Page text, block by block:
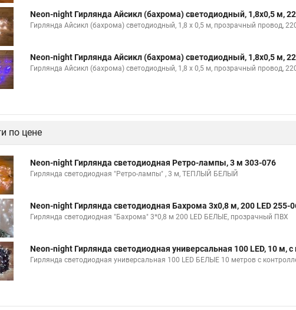
Neon-night Гирлянда Айсикл (бахрома) светодиодный, 1,8х0,5 м,
Гирлянда Айсикл (бахрома) светодиодный, 1,8 х 0,5 м, прозрачный провод,
Neon-night Гирлянда Айсикл (бахрома) светодиодный, 1,8х0,5 м,
Гирлянда Айсикл (бахрома) светодиодный, 1,8 х 0,5 м, прозрачный провод,
по цене
Neon-night Гирлянда светодиодная Ретро-лампы, 3 м 303-076
Гирлянда светодиодная "Ретро-лампы" , 3 м, ТЕПЛЫЙ БЕЛЫЙ
Neon-night Гирлянда светодиодная Бахрома 3х0,8 м, 200 LED 255-
Гирлянда светодиодная "Бахрома" 3*0,8 м 200 LED БЕЛЫЕ, прозрачный ПВХ
Neon-night Гирлянда светодиодная универсальная 100 LED, 10 м,
Гирлянда светодиодная универсальная 100 LED БЕЛЫЕ 10 метров с